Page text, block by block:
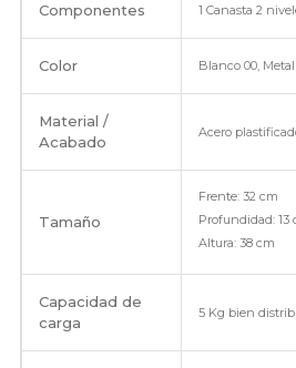
Componentes 1 Canasta 2
Color Blanco 00,
Material /
Acabado
Acero
Tamaño
Frente: 32 cm
Profundidad: 13
Altura: 38 cm
Capacidad de
carga
5 Kg bien